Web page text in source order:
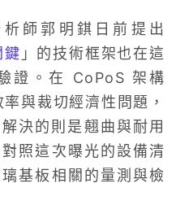
師郭明錤日前提出
鍵 」的技術框架也在這
證。在 CoPoS 架構
與裁切經濟性問題，
決的則是翹曲與耐用
照這次曝光的設備清
基板相關的量測與檢